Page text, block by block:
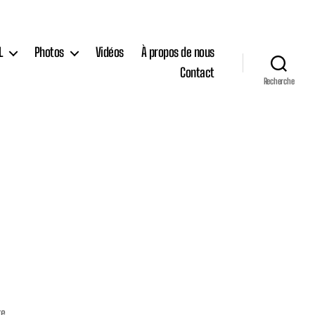
Photos Vidéos
À propos de nous
Contact
Recherche
sur